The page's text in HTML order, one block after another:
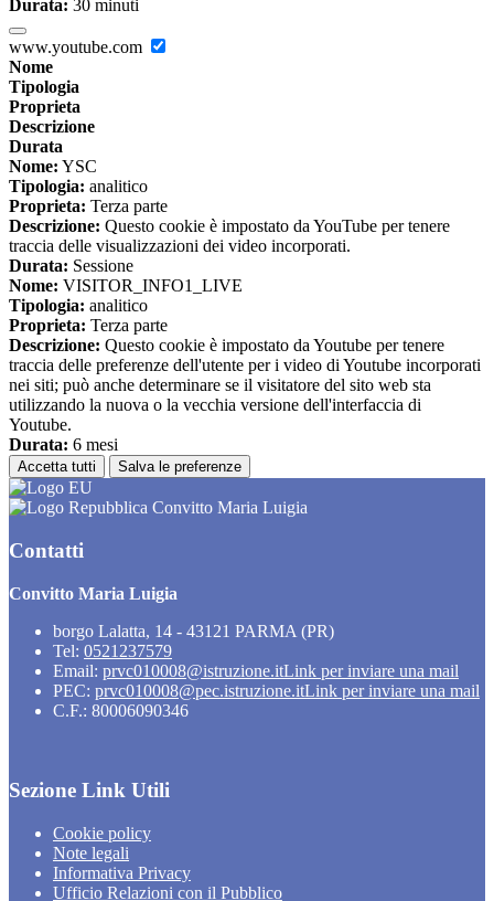
Durata: 30 minuti
www.youtube.com
Nome
Tipologia
Proprieta
Descrizione
Durata
Nome: YSC
Tipologia: analitico
Proprieta: Terza parte
Descrizione: Questo cookie è impostato da YouTube per tenere
traccia delle visualizzazioni dei video incorporati.
Durata: Sessione
Nome: VISITOR_INFO1_LIVE
Tipologia: analitico
Proprieta: Terza parte
Descrizione: Questo cookie è impostato da Youtube per tenere
traccia delle preferenze dell'utente per i video di Youtube incorporati
nei siti; può anche determinare se il visitatore del sito web sta
utilizzando la nuova o la vecchia versione dell'interfaccia di
Youtube.
Durata: 6 mesi
Accetta tutti Salva le preferenze
Convitto Maria Luigia
Contatti
Convitto Maria Luigia
borgo Lalatta, 14 - 43121 PARMA (PR)
Tel: 0521237579
Email: prvc010008@istruzione.itLink per inviare una mail
PEC: prvc010008@pec.istruzione.itLink per inviare una mail
C.F.: 80006090346
Sezione Link Utili
Cookie policy
Note legali
Informativa Privacy
Ufficio Relazioni con il Pubblico